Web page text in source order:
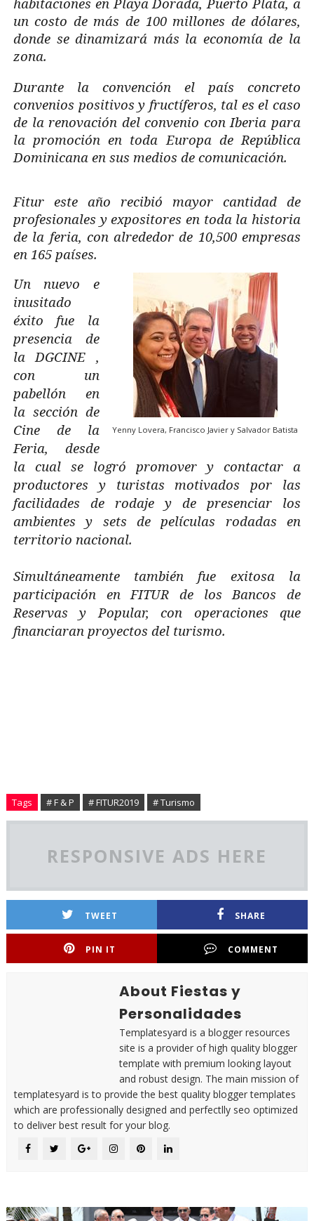
un costo de más de 100 millones de dólares,
donde se dinamizará más la economía de la
zona.
Durante la convención el país concreto
convenios positivos y fructíferos, tal es el caso
de la renovación del convenio con Iberia para
la promoción en toda Europa de República
Dominicana en sus medios de comunicación.
Fitur este año recibió mayor cantidad de
profesionales y expositores en toda la historia
de la feria, con alrededor de 10,500 empresas
en 165 países.
Yenny Lovera, Francisco Javier y Salvador Batista
Un nuevo e
inusitado
éxito fue la
presencia de
la DGCINE ,
con un
pabellón en
la sección de
Cine de la
Feria, desde
la cual se logró promover y contactar a
productores y turistas motivados por las
facilidades de rodaje y de presenciar los
ambientes y sets de películas rodadas en
territorio nacional.
Simultáneamente también fue exitosa la
participación en FITUR de los Bancos de
Reservas y Popular, con operaciones que
financiaran proyectos del turismo.
Tags # F & P # FITUR2019 # Turismo
RESPONSIVE ADS HERE
TWEET SHARE
PIN IT COMMENT
About Fiestas y
Personalidades
Templatesyard is a blogger resources
site is a provider of high quality blogger
template with premium looking layout
and robust design. The main mission of
templatesyard is to provide the best quality blogger templates
which are professionally designed and perfectlly seo optimized
to deliver best result for your blog.